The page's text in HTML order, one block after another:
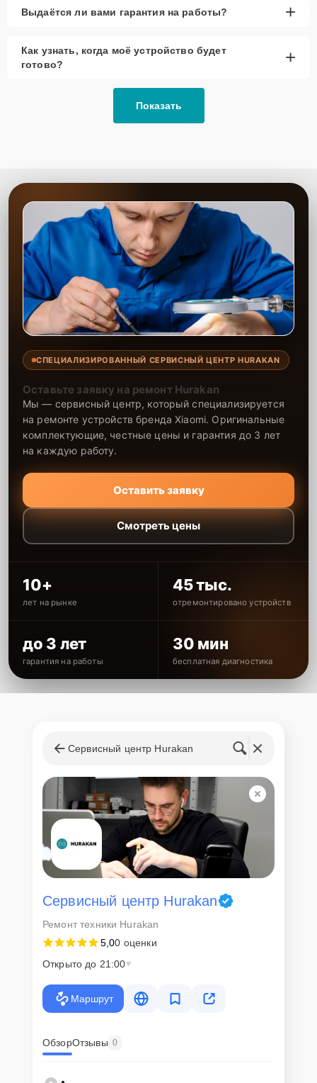
Выдаётся ли вами гарантия на работы? +
Как узнать, когда моё устройство будет
готово?
+
Показать
СПЕЦИАЛИЗИРОВАННЫЙ СЕРВИСНЫЙ ЦЕНТР HURAKAN
Оставьте заявку на ремонт Hurakan
Мы — сервисный центр, который специализируется
на ремонте устройств бренда Xiaomi. Оригинальные
комплектующие, честные цены и гарантия до 3 лет
на каждую работу.
Оставить заявку
Смотреть цены
10+
лет на рынке
45 тыс.
отремонтировано устройств
до 3 лет
гарантия на работы
30 мин
бесплатная диагностика
Сервисный центр Hurakan
Сервисный центр Hurakan
Ремонт техники Hurakan
5,00 оценки
Открыто до 21:00
Маршрут
ОбзорОтзывы 0